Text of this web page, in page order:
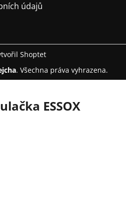
údajů
Shoptet
. Všechna práva vyhrazena.
ESSOX